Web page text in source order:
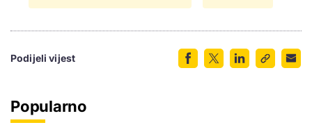
Podijeli vijest
Popularno